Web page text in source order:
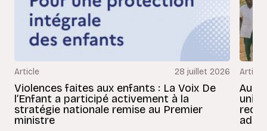
Article 28 juillet 2026
Violences faites aux enfants : La Voix De
l’Enfant a participé activement à la
stratégie nationale remise au Premier
ministre
Article
Au